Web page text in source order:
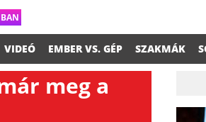
VIDEÓ EMBER VS. GÉP SZAKMÁK
meg a